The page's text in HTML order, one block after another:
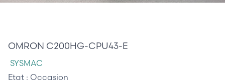
OMRON C200HG-CPU43-E
SYSMAC
Etat : Occasion